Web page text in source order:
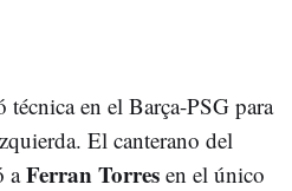
técnica en el Barça-PSG para
El canterano del
aFerran Torres en el único